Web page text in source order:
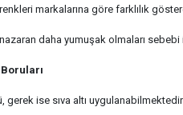
markalarına göre farklılık
daha yumuşak olmaları
gerek ise sıva altı uygulanabilmektedir.